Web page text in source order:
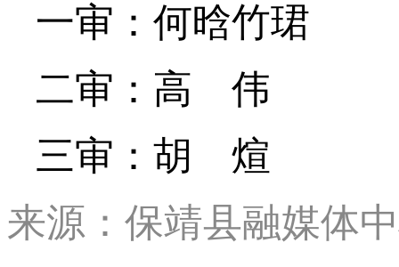
一审：何晗竹珺
二审：高 伟
三审：胡 煊
来源：保靖县融媒体